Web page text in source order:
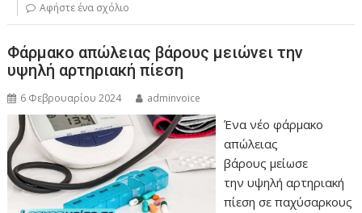
Αφήστε ένα σχόλιο
Φάρμακο απώλειας βάρους μειώνει την
υψηλή αρτηριακή πίεση
6 Φεβρουαρίου 2024 adminvoice
Ένα νέο φάρμακο
απώλειας
βάρους μείωσε
την υψηλή αρτηριακή
πίεση σε παχύσαρκους